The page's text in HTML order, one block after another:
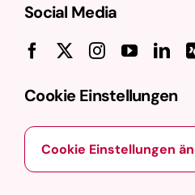
Social Media
Cookie Einstellungen
Cookie Einstellungen